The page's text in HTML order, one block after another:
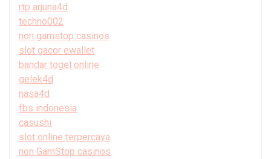
rtp arjuna4d
techno002
non gamstop casinos
slot gacor ewallet
bandar togel online
gelek4d
nasa4d
fbs indonesia
casushi
slot online terpercaya
non GamStop casinos